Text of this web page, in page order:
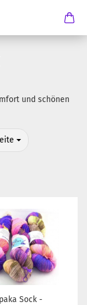
und schönen
Sock -